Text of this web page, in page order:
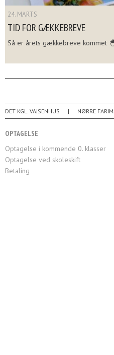
24. MARTS
TID FOR GÆKKEBREVE
Så er årets gækkebreve kommet
DET KGL. VAJSENHUS NØRRE
OPTAGELSE
Optagelse i kommende 0. klasser
Optagelse ved skoleskift
Betaling